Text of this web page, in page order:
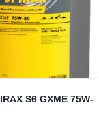
S6 GXME 75W-